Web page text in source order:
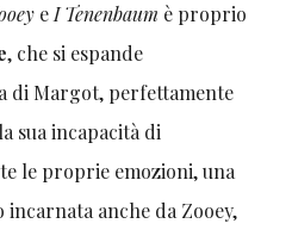
eI Tenenbaum è proprio
, che si espande
di Margot, perfettamente
sua incapacità di
le proprie emozioni, una
anche da Zooey,